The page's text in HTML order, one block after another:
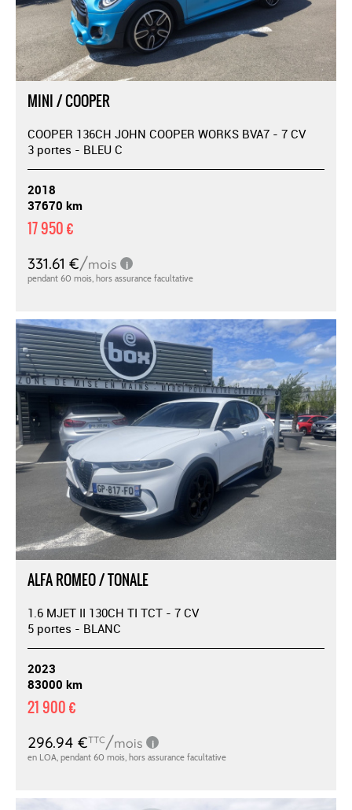
MINI / COOPER
COOPER 136CH JOHN COOPER WORKS BVA7 - 7 CV
3 portes - BLEU C
2018
37670 km
17 950 €
ALFA ROMEO / TONALE
1.6 MJET II 130CH TI TCT - 7 CV
5 portes - BLANC
2023
83000 km
21 900 €